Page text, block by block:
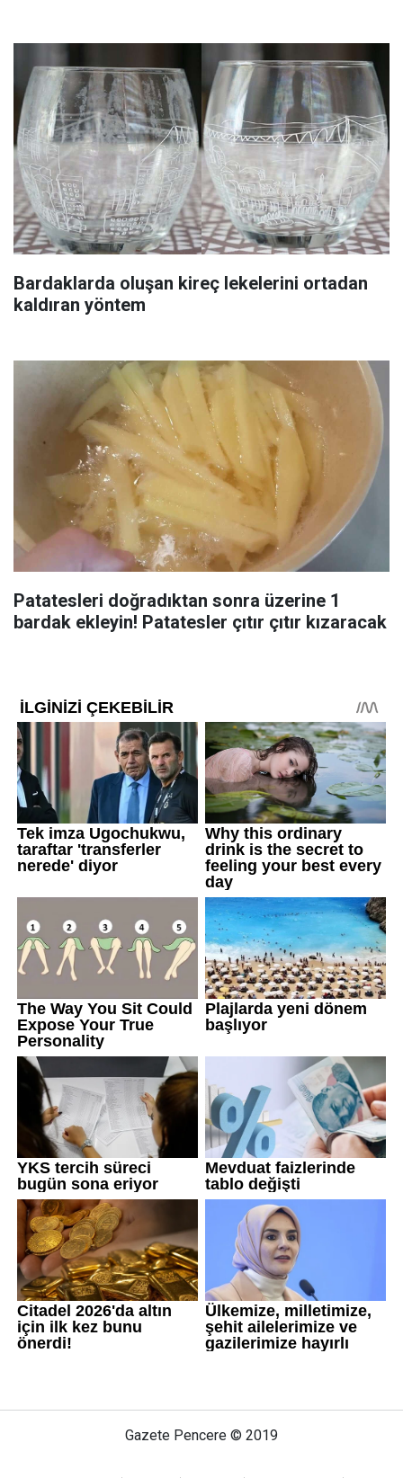
Bardaklarda oluşan kireç lekelerini ortadan
kaldıran yöntem
Patatesleri doğradıktan sonra üzerine 1
bardak ekleyin! Patatesler çıtır çıtır kızaracak
Gazete Pencere © 2019